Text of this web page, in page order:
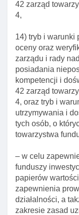
42 zarząd
4,
14) tryb i warunki
oceny oraz
zarządu i rady
posiadania
kompetencji i
42 zarząd
4, oraz tryb i
utrzymywania i
tych osób, o
towarzystwa
– w celu
funduszy
papierów
zapewnienia
działalności, a
zakresie zasad
Art. 45a.
czynnośCI
Art. 46.
inwestycyjnym
Art. 46a.
umowy zlecenia
inwestycyjnym
Art. 46b.
ryzykiem
Art. 46c.
umowy o
Art. 46d.
akcjonariuszy
Art. 46e.
sprawozdań I
towarzystwa